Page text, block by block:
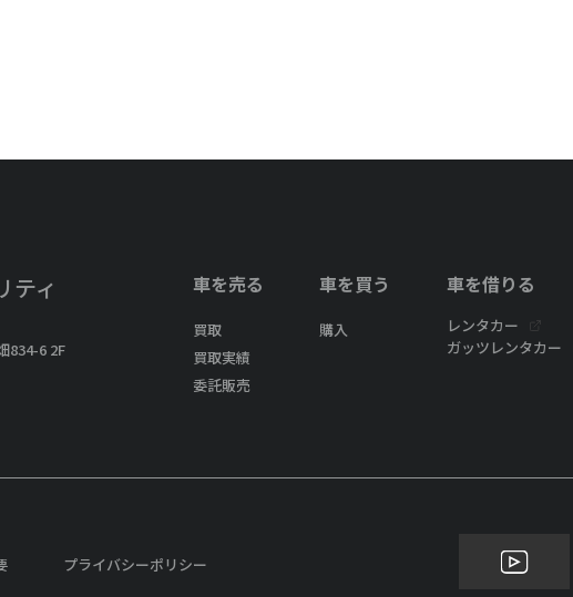
ティ
834-6 2F
車を売る
買取
買取実績
委託販売
車を買う
購入
車を借りる
レンタカー
ガッツレンタカー
プライバシーポリシー